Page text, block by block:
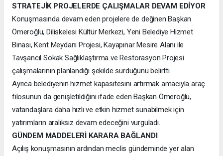
STRATEJİK PROJELERDE ÇALIŞMALAR DEVAM EDİYOR
Konuşmasında devam eden projelere de değinen Başkan
Ömeroğlu, Diliskelesi Kültür Merkezi, Yeni Belediye Hizmet
Binası, Kent Meydanı Projesi, Kayapınar Mesire Alanı ile
Tavşancıl Sokak Sağlıklaştırma ve Restorasyon Projesi
çalışmalarının planlandığı şekilde sürdüğünü belirtti.
Ayrıca belediyenin hizmet kapasitesini artırmak amacıyla araç
filosunun da genişletildiğini ifade eden Başkan Ömeroğlu,
vatandaşlara daha hızlı ve etkin hizmet sunabilmek için
yatırımların aralıksız devam edeceğini vurguladı.
GÜNDEM MADDELERİ KARARA BAĞLANDI
Açılış konuşmasının ardından meclis gündeminde yer alan